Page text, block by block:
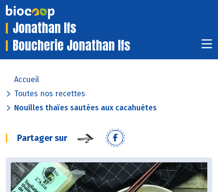
Jonathan Ifs
Boucherie Jonathan Ifs
Accueil
Toutes nos recettes
Nouilles thaïes sautées aux cacahuètes
Partager sur